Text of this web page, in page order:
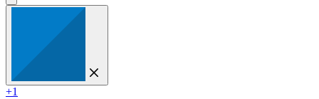
+1